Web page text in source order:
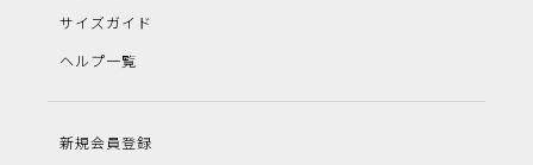
サイズガイド
ヘルプ一覧
新規会員登録